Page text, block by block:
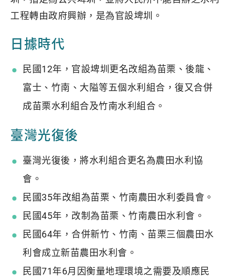
工程轉由政府興辦，是為官設埤圳。
日據時代
民國12年，官設埤圳更名改組為苗栗、後龍、
富士、竹南、大隘等五個水利組合，復又合併
成苗栗水利組合及竹南水利組合。
臺灣光復後
臺灣光復後，將水利組合更名為農田水利協
會。
民國35年改組為苗栗、竹南農田水利委員會。
民國45年，改制為苗栗、竹南農田水利會。
民國64年，合併新竹、竹南、苗栗三個農田水
利會成立新苗農田水利會。
民國71年6月因衡量地理環境之需要及順應民